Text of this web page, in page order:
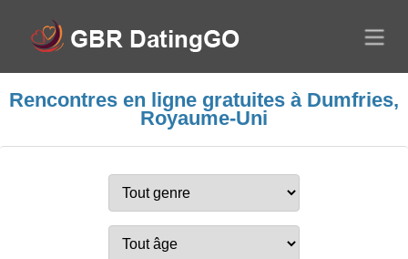
Rencontres en ligne gratuites à Dumfries,
Royaume-Uni